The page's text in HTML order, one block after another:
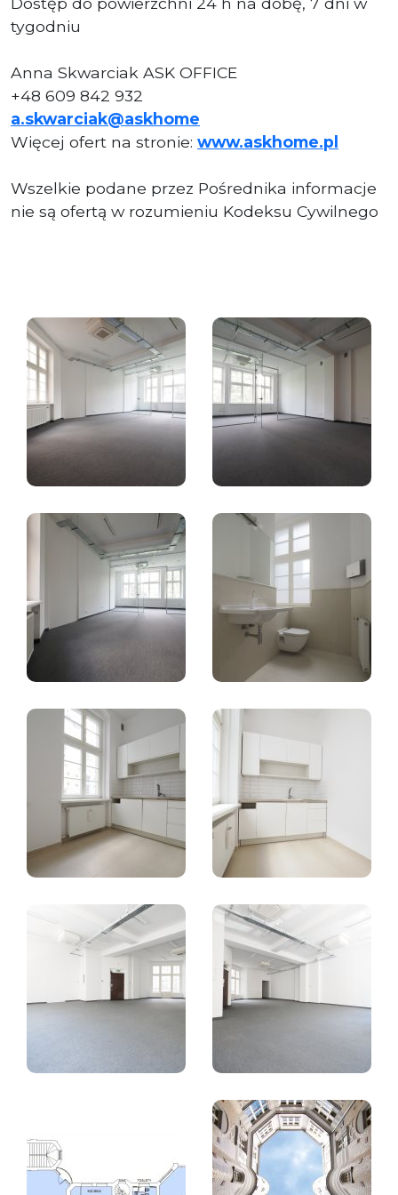
tygodniu
Anna Skwarciak ASK OFFICE
+48 609 842 932
a.skwarciak@askhome
Więcej ofert na stronie: www.askhome.pl
Wszelkie podane przez Pośrednika informacje
nie są ofertą w rozumieniu Kodeksu Cywilnego